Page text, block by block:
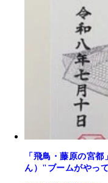
「飛鳥・藤原の宮
ん）"ブームがやっ